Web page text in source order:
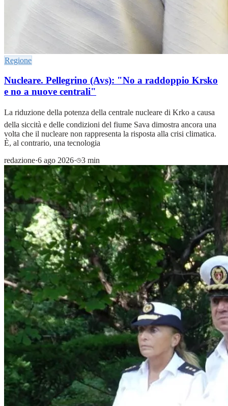
Regione
Nucleare. Pellegrino (Avs): "No a raddoppio Krsko
e no a nuove centrali"
La riduzione della potenza della centrale nucleare di Krko a causa
della siccità e delle condizioni del fiume Sava dimostra ancora una
volta che il nucleare non rappresenta la risposta alla crisi climatica.
È, al contrario, una tecnologia
redazione·6 ago 2026· 3 min